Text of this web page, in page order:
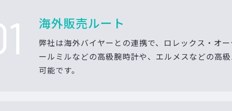
海外販売ルート
弊社は海外バイヤーとの連携で、ロレックス・オ
ールミルなどの高級腕時計や、エルメスなどの高
可能です。